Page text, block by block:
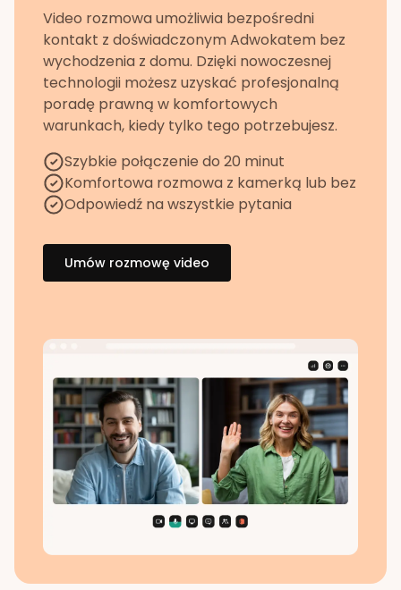
Video rozmowa umożliwia bezpośredni
kontakt z doświadczonym Adwokatem bez
wychodzenia z domu. Dzięki nowoczesnej
technologii możesz uzyskać profesjonalną
poradę prawną w komfortowych
warunkach, kiedy tylko tego potrzebujesz.
Szybkie połączenie do 20 minut
Komfortowa rozmowa z kamerką lub bez
Odpowiedź na wszystkie pytania
Umów rozmowę video